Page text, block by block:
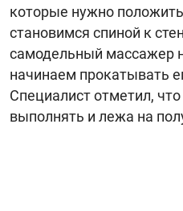
которые нужно
становимся спиной к
самодельный массажер
начинаем прокатывать
Специалист отметил,
выполнять и лежа на